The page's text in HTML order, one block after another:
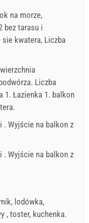
gru 2026 / - 10 %
- 31.08): 10 EUR
(01.01 - 30.06.
you have more
click on "Send
na morze,
bez tarasu i
kwatera, Liczba
Liczba
1. Łazienka 1. balkon
. Wyjście na balkon z
. Wyjście na balkon z
, lodówka,
, toster, kuchenka.